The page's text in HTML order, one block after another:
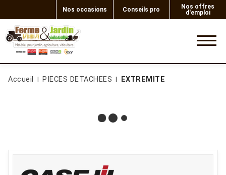
Nos occasions Conseils pro
Nos offres
d'emploi
Accueil PIECES DETACHEES EXTREMITE